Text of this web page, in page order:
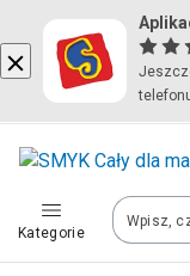
Kategorie
Polska
Twoje